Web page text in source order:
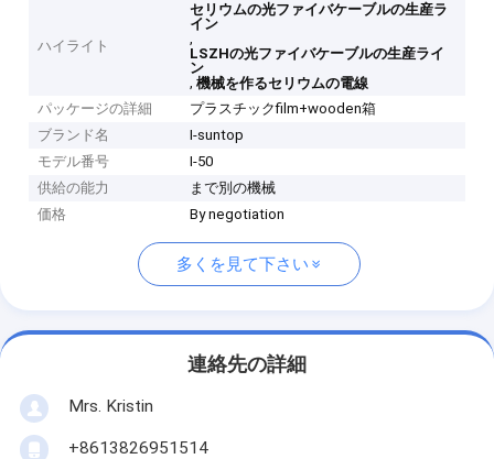
ハイライト
セリウムの光ファイバケーブルの生産ラ
イン
,
LSZHの光ファイバケーブルの生産ライ
ン
,機械を作るセリウムの電線
パッケージの詳細
プラスチックfilm+wooden箱
ブランド名
I-suntop
モデル番号
I-50
供給の能力
まで別の機械
価格
By negotiation
多くを見て下さい
連絡先の詳細
Mrs. Kristin
+8613826951514